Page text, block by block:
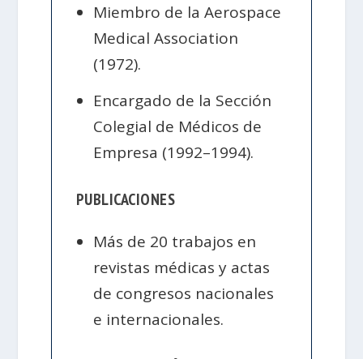
Miembro de la Aerospace
Medical Association
(1972).
Encargado de la Sección
Colegial de Médicos de
Empresa (1992–1994).
PUBLICACIONES
Más de 20 trabajos en
revistas médicas y actas
de congresos nacionales
e internacionales.